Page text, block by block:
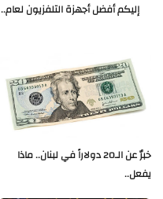
إليكم أفضل أجهزة التلفزيون لعام..
خبرٌ عن الـ20 دولاراً في لبنان.. ماذا
يفعل..